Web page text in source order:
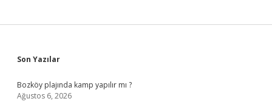
Sidebar
Son Yazılar
Bozköy plajında kamp yapılır mı ?
Ağustos 6, 2026